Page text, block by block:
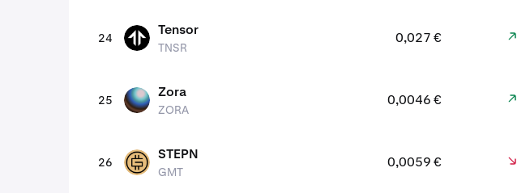
24 TNSR Tensor
TNSR
0,027 €
25 ZORA Zora
ZORA
0,0046 €
26 GMT STEPN
GMT
0,0059 €